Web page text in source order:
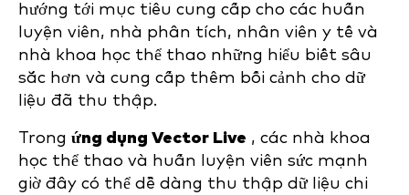
hướng tới mục tiêu cung cấp cho các huấn
luyện viên, nhà phân tích, nhân viên y tế và
nhà khoa học thể thao những hiểu biết sâu
sắc hơn và cung cấp thêm bối cảnh cho dữ
liệu đã thu thập.
Trong ứng dụng Vector Live , các nhà khoa
học thể thao và huấn luyện viên sức mạnh
giờ đây có thể dễ dàng thu thập dữ liệu chi